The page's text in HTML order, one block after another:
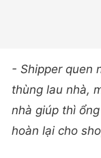
- Shipper quen
thùng lau nhà,
nhà giúp thì
hoàn lại cho